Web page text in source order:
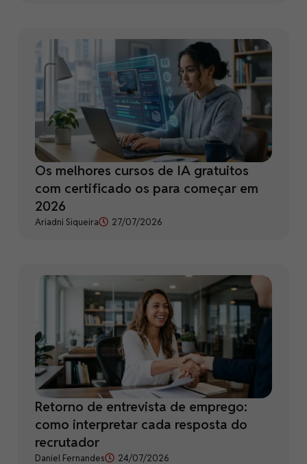
Os melhores cursos de IA gratuitos
com certificado os para começar em
2026
Ariadni Siqueira 27/07/2026
Retorno de entrevista de emprego:
como interpretar cada resposta do
recrutador
Daniel Fernandes 24/07/2026